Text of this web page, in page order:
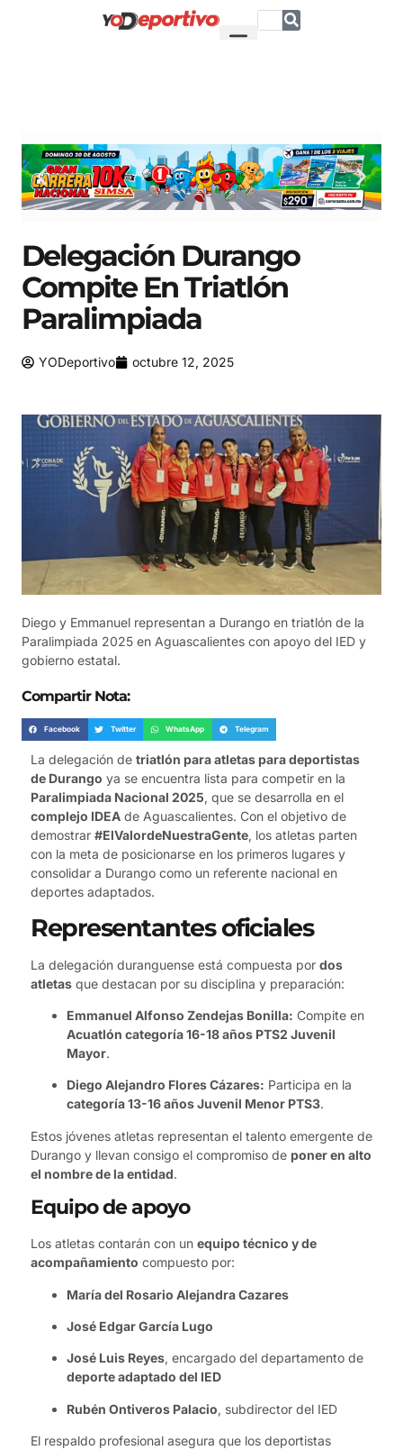
Delegación Durango
Compite En Triatlón
Paralimpiada
YODeportivo octubre 12, 2025
Diego y Emmanuel representan a Durango en triatlón de la
Paralimpiada 2025 en Aguascalientes con apoyo del IED y
gobierno estatal.
Compartir Nota:
Facebook Twitter WhatsApp Telegram
La delegación de triatlón para atletas para deportistas
de Durango ya se encuentra lista para competir en la
Paralimpiada Nacional 2025, que se desarrolla en el
complejo IDEA de Aguascalientes. Con el objetivo de
demostrar #ElValordeNuestraGente, los atletas parten
con la meta de posicionarse en los primeros lugares y
consolidar a Durango como un referente nacional en
deportes adaptados.
Representantes oficiales
La delegación duranguense está compuesta por dos
atletas que destacan por su disciplina y preparación:
Emmanuel Alfonso Zendejas Bonilla: Compite en
Acuatlón categoría 16-18 años PTS2 Juvenil
Mayor.
Diego Alejandro Flores Cázares: Participa en la
categoría 13-16 años Juvenil Menor PTS3.
Estos jóvenes atletas representan el talento emergente de
Durango y llevan consigo el compromiso de poner en alto
el nombre de la entidad.
Equipo de apoyo
Los atletas contarán con un equipo técnico y de
acompañamiento compuesto por:
María del Rosario Alejandra Cazares
José Edgar García Lugo
José Luis Reyes, encargado del departamento de
deporte adaptado del IED
Rubén Ontiveros Palacio, subdirector del IED
El respaldo profesional asegura que los deportistas